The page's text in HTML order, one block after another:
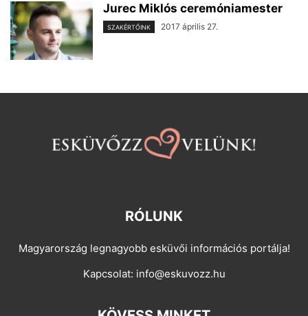
Jurec Miklós ceremóniamester
SZAKÉRTŐINK 2017 április 27.
RÓLUNK
Magyarország legnagyobb esküvői információs portálja!
Kapcsolat: info@eskuvozz.hu